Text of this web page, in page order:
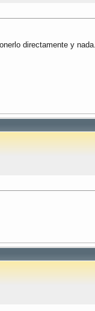
directamente y